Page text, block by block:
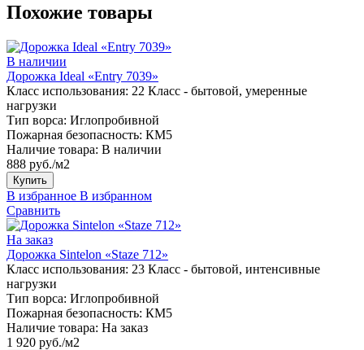
Похожие товары
В наличии
Дорожка Ideal «Entry 7039»
Класс использования: 22 Класс - бытовой, умеренные
нагрузки
Тип ворса: Иглопробивной
Пожарная безопасность: КМ5
Наличие товара: В наличии
888 руб./м2
Купить
В избранное В избранном
Сравнить
На заказ
Дорожка Sintelon «Staze 712»
Класс использования: 23 Класс - бытовой, интенсивные
нагрузки
Тип ворса: Иглопробивной
Пожарная безопасность: КМ5
Наличие товара: На заказ
1 920 руб./м2